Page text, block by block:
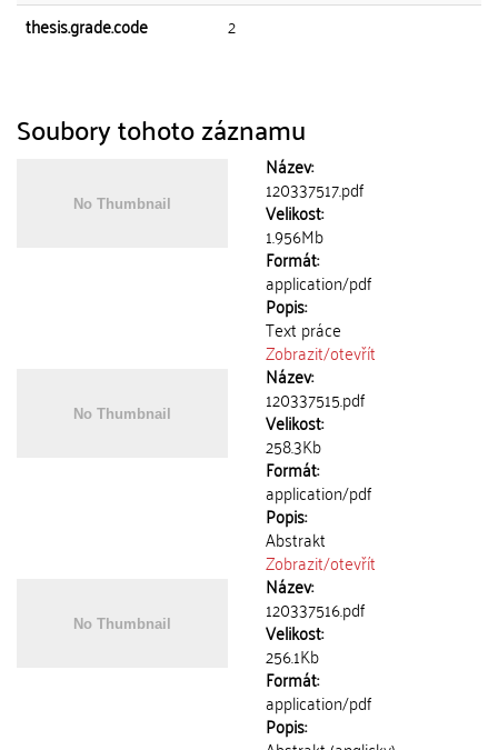
thesis.grade.code
2
Soubory tohoto záznamu
Název:
120337517.pdf
Velikost:
1.956Mb
Formát:
application/pdf
Popis:
Text práce
Zobrazit/otevřít
Název:
120337515.pdf
Velikost:
258.3Kb
Formát:
application/pdf
Popis:
Abstrakt
Zobrazit/otevřít
Název:
120337516.pdf
Velikost:
256.1Kb
Formát:
application/pdf
Popis: